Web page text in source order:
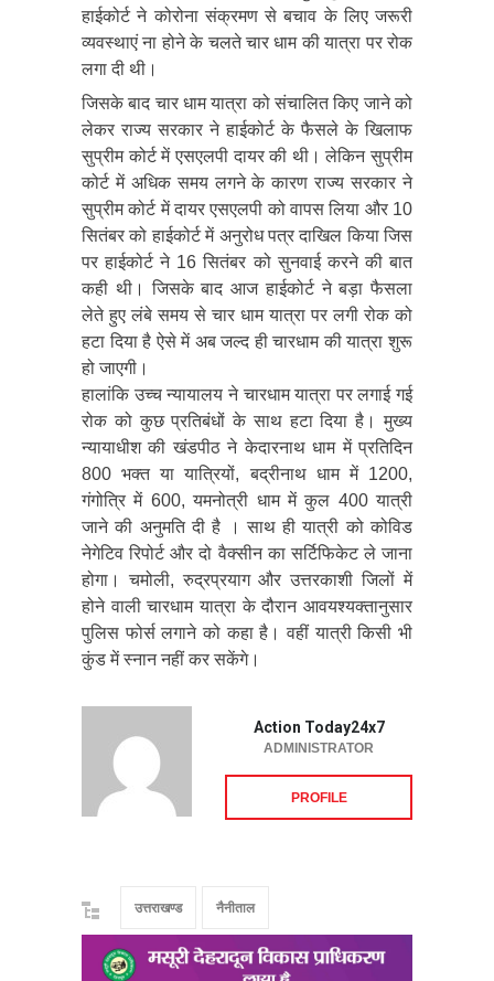
हाईकोर्ट ने कोरोना संक्रमण से बचाव के लिए जरूरी
व्यवस्थाएं ना होने के चलते चार धाम की यात्रा पर रोक
लगा दी थी।
जिसके बाद चार धाम यात्रा को संचालित किए जाने को
लेकर राज्य सरकार ने हाईकोर्ट के फैसले के खिलाफ
सुप्रीम कोर्ट में एसएलपी दायर की थी। लेकिन सुप्रीम
कोर्ट में अधिक समय लगने के कारण राज्य सरकार ने
सुप्रीम कोर्ट में दायर एसएलपी को वापस लिया और 10
सितंबर को हाईकोर्ट में अनुरोध पत्र दाखिल किया जिस
पर हाईकोर्ट ने 16 सितंबर को सुनवाई करने की बात
कही थी। जिसके बाद आज हाईकोर्ट ने बड़ा फैसला
लेते हुए लंबे समय से चार धाम यात्रा पर लगी रोक को
हटा दिया है ऐसे में अब जल्द ही चारधाम की यात्रा शुरू
हो जाएगी।
हालांकि उच्च न्यायालय ने चारधाम यात्रा पर लगाई गई
रोक को कुछ प्रतिबंधों के साथ हटा दिया है। मुख्य
न्यायाधीश की खंडपीठ ने केदारनाथ धाम में प्रतिदिन
800 भक्त या यात्रियों, बद्रीनाथ धाम में 1200,
गंगोत्रि में 600, यमनोत्री धाम में कुल 400 यात्री
जाने की अनुमति दी है । साथ ही यात्री को कोविड
नेगेटिव रिपोर्ट और दो वैक्सीन का सर्टिफिकेट ले जाना
होगा। चमोली, रुद्रप्रयाग और उत्तरकाशी जिलों में
होने वाली चारधाम यात्रा के दौरान आवयश्यक्तानुसार
पुलिस फोर्स लगाने को कहा है। वहीं यात्री किसी भी
कुंड में स्नान नहीं कर सकेंगे।
Action Today24x7
ADMINISTRATOR
PROFILE
उत्तराखण्ड नैनीताल